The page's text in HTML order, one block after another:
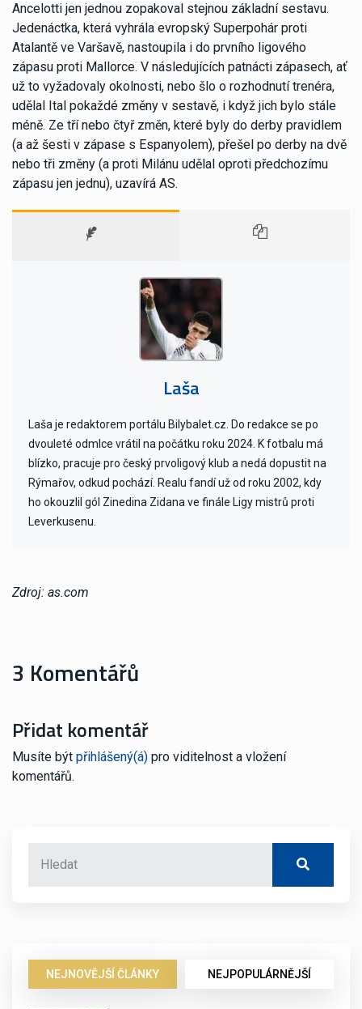
Ancelotti jen jednou zopakoval stejnou základní sestavu.
Jedenáctka, která vyhrála evropský Superpohár proti
Atalantě ve Varšavě, nastoupila i do prvního ligového
zápasu proti Mallorce. V následujících patnácti zápasech, ať
už to vyžadovaly okolnosti, nebo šlo o rozhodnutí trenéra,
udělal Ital pokaždé změny v sestavě, i když jich bylo stále
méně. Ze tří nebo čtyř změn, které byly do derby pravidlem
(a až šesti v zápase s Espanyolem), přešel po derby na dvě
nebo tři změny (a proti Milánu udělal oproti předchozímu
zápasu jen jednu), uzavírá AS.
Laša
Laša je redaktorem portálu Bilybalet.cz. Do redakce se po
dvouleté odmlce vrátil na počátku roku 2024. K fotbalu má
blízko, pracuje pro český prvoligový klub a nedá dopustit na
Rýmařov, odkud pochází. Realu fandí už od roku 2002, kdy
ho okouzlil gól Zinedina Zidana ve finále Ligy mistrů proti
Leverkusenu.
Zdroj: as.com
3 Komentářů
Přidat komentář
Musíte být přihlášený(á) pro viditelnost a vložení
komentářů.
NEJNOVĚJŠÍ ČLÁNKY NEJPOPULÁRNĚJŠÍ